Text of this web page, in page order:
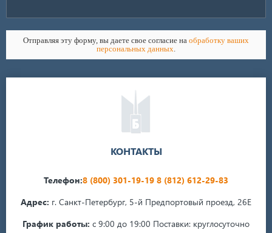
Отправляя эту форму, вы даете свое согласие на обработку ваших
персональных данных.
КОНТАКТЫ
Телефон:8 (800) 301-19-19 8 (812) 612-29-83
Адрес: г. Санкт-Петербург, 5-й Предпортовый проезд, 26Е
График работы: с 9:00 до 19:00 Поставки: круглосуточно